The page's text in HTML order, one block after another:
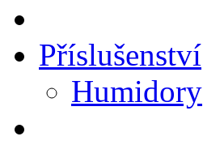
Příslušenství
Humidory